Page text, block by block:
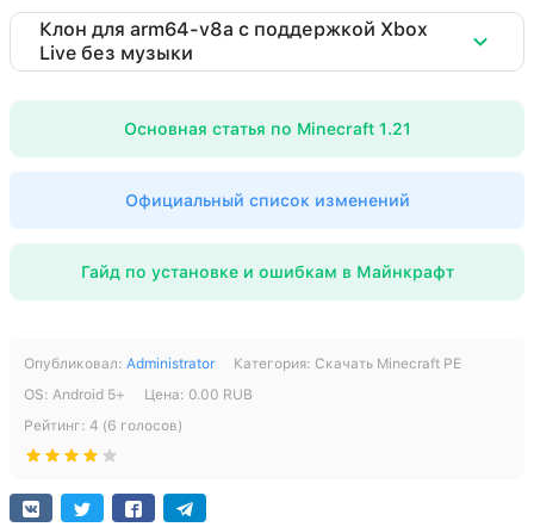
Версия 1.21.120.22 (тестовая)
Рабочие серверы без Xbox Live
Рабочий Xbox Live
Поддержка архитектуры arm64-v8a
[325.37 Mb] скачиваний: 251258
Скачать Minecraft 1.21 (clone)
Версия 1.21.120.22 (тестовая)
Рабочие серверы без Xbox Live
Рабочий Xbox Live
Поддержка архитектуры arm64-v8a
СКАЧАТЬ
Клон для arm64-v8a c поддержкой Xbox
Live без музыки
Скачать Minecraft 1.21 (clone)
Версия 1.21.120.22 (тестовая)
Рабочие серверы без Xbox Live
Рабочий Xbox Live
Клонированная сборка
Поддержка архитектуры arm64-v8a
СКАЧАТЬ
[325.69 Mb] скачиваний: 397
Основная статья по Minecraft 1.21
Официальный список изменений
Гайд по установке и ошибкам в Майнкрафт
Опубликовал: Administrator Категория: Скачать Minecraft PE
ОS: Android 5+ Цена: 0.00 RUB
Рейтинг: 4 (6 голосов)